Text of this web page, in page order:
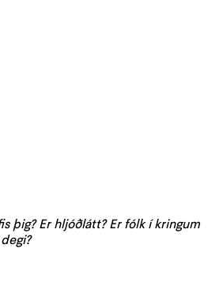
þig? Er hljóðlátt? Er fólk í kringum